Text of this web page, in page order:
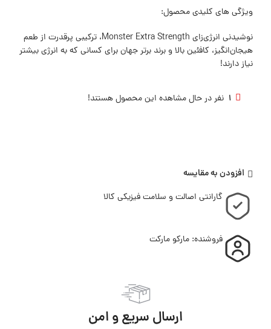
ویژگی های کلیدی محصول:
نوشیدنی انرژی‌زای Monster Extra Strength، ترکیبی پرقدرت از طعم
هیجان‌انگیز، کافئین بالا و برند برتر جهان برای کسانی که به انرژی بیشتر
نیاز دارند!
1 نفر در حال مشاهده این محصول هستند!
افزودن به مقایسه
گارانتی اصالت و سلامت فیزیکی کالا
فروشنده: مارکو مارکت
ارسال سریع و امن